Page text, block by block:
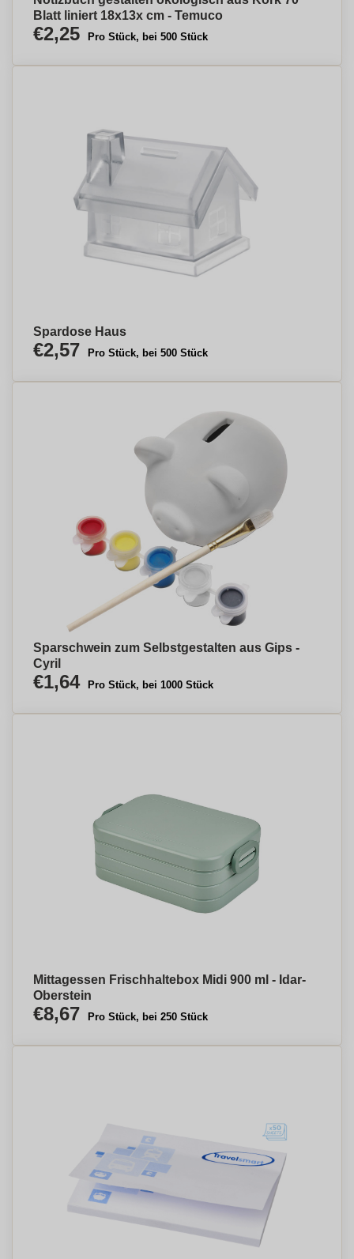
Blatt liniert 18x13x cm - Temuco
€2,25 Pro Stück, bei 500 Stück
Spardose Haus
€2,57 Pro Stück, bei 500 Stück
Sparschwein zum Selbstgestalten aus Gips -
Cyril
€1,64 Pro Stück, bei 1000 Stück
Mittagessen Frischhaltebox Midi 900 ml - Idar-
Oberstein
€8,67 Pro Stück, bei 250 Stück